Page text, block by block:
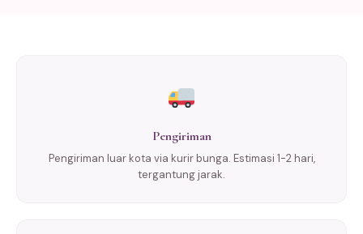
Pengiriman
Pengiriman luar kota via kurir bunga. Estimasi 1-2 hari,
tergantung jarak.